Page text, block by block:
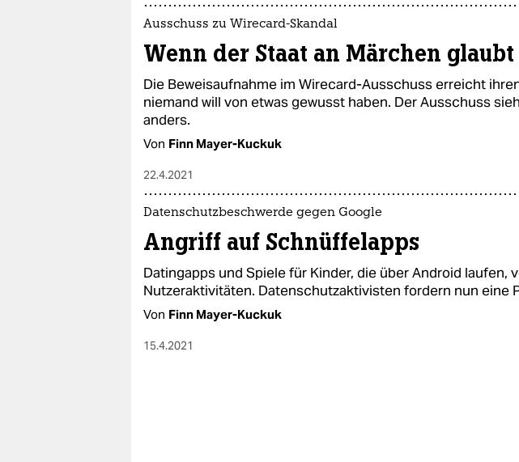
Ausschuss zu Wirecard-Skandal
Wenn der Staat an Märchen glaubt
Die Beweisaufnahme im Wirecard-Ausschuss erreicht
niemand will von etwas gewusst haben. Der Ausschuss
anders.
Von Finn Mayer-Kuckuk
22.4.2021
Datenschutzbeschwerde gegen Google
Angriff auf Schnüffelapps
Datingapps und Spiele für Kinder, die über Android laufen,
Nutzeraktivitäten. Datenschutzaktivisten fordern nun eine
Von Finn Mayer-Kuckuk
15.4.2021